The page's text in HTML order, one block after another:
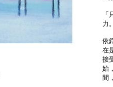
力
依
在
接
始
間